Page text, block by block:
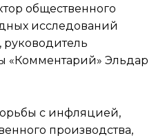
общественного
исследований
руководитель
«Комментарий» Эльдар
с инфляцией,
производства,